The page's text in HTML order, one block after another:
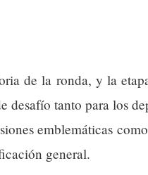
de la ronda, y la
desafío tanto para los
emblemáticas
general.